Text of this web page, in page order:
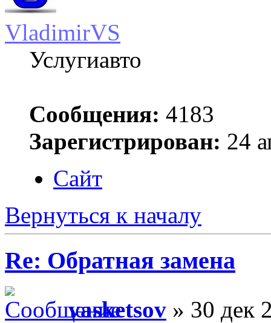
VladimirVS
Услугиавто
Сообщения: 4183
Зарегистрирован: 24
Сайт
Вернуться к началу
Re: Обратная замена
vasketsov » 30 дек